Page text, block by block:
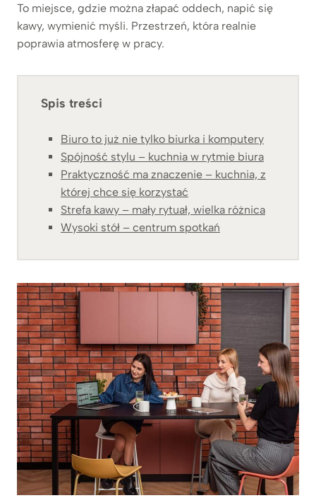
To miejsce, gdzie można złapać oddech, napić się
kawy, wymienić myśli. Przestrzeń, która realnie
poprawia atmosferę w pracy.
Spis treści
Biuro to już nie tylko biurka i komputery
Spójność stylu – kuchnia w rytmie biura
Praktyczność ma znaczenie – kuchnia, z
której chce się korzystać
Strefa kawy – mały rytuał, wielka różnica
Wysoki stół – centrum spotkań